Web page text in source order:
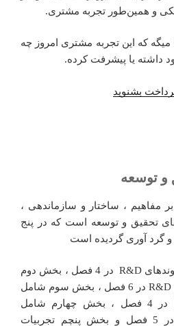
و همین‌طور تجربه مشتری.
میگه که این تجربه مشتری امروز چه
داشته یا پیشرفت کرده.
بشنوید
و توسعه
مفاهیم ، ساختار و سازماندهی ،
های تحقیق و توسعه است که در پنج
گرد آوری گردیده است
بخش اول شامل مبانی و روندهای R&D در 4 فصل ، بخش دوم
شامل مدیریت توانایی های R&D در 6 فصل ، بخش سوم شامل
مدیریت پروژه های R&D در 4 فصل ، بخش چهارم شامل
مدیریت استراتژی R&D در 5 فصل و بخش پنچم تجربیات